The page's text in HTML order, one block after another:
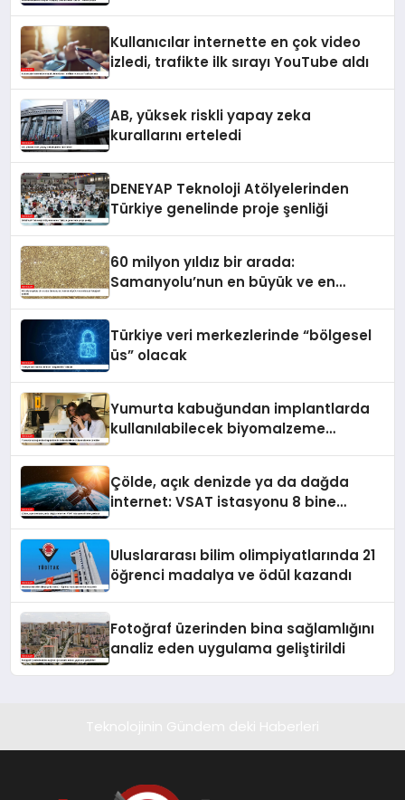
Kullanıcılar internette en çok video
izledi, trafikte ilk sırayı YouTube aldı
AB, yüksek riskli yapay zeka
kurallarını erteledi
DENEYAP Teknoloji Atölyelerinden
Türkiye genelinde proje şenliği
60 milyon yıldız bir arada:
Samanyolu’nun en büyük ve en
Türkiye veri merkezlerinde “bölgesel
üs” olacak
Yumurta kabuğundan implantlarda
kullanılabilecek biyomalzeme
Çölde, açık denizde ya da dağda
internet: VSAT istasyonu 8 bine
Uluslararası bilim olimpiyatlarında 21
öğrenci madalya ve ödül kazandı
Fotoğraf üzerinden bina sağlamlığını
analiz eden uygulama geliştirildi